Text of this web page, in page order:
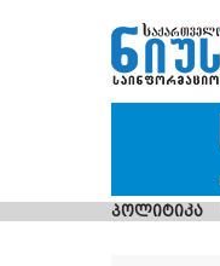
პოლიტიკა